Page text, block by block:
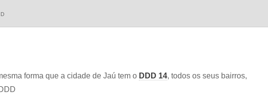
forma que a cidade de Jaú tem o DDD 14, todos os seus bairros,